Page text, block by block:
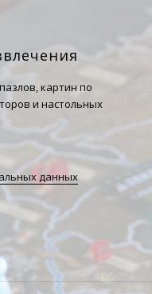
картин по
и настольных
данных